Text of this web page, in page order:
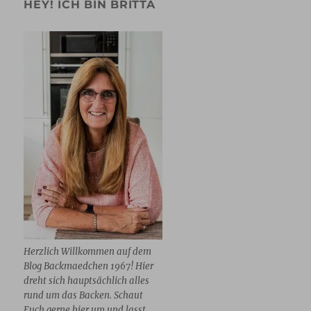
HEY! ICH BIN BRITTA
Herzlich Willkommen auf dem
Blog Backmaedchen 1967! Hier
dreht sich hauptsächlich alles
rund um das Backen. Schaut